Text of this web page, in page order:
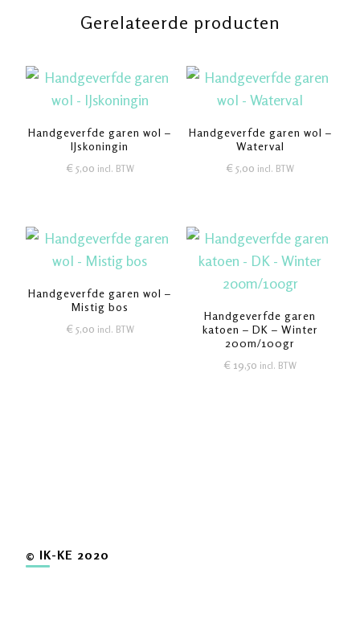
Gerelateerde producten
Handgeverfde garen wol –
IJskoningin
€ 5,00 incl. BTW
Handgeverfde garen wol –
Waterval
€ 5,00 incl. BTW
Handgeverfde garen wol –
Mistig bos
€ 5,00 incl. BTW
Handgeverfde garen
katoen – DK – Winter
200m/100gr
€ 19,50 incl. BTW
© IK-KE 2020